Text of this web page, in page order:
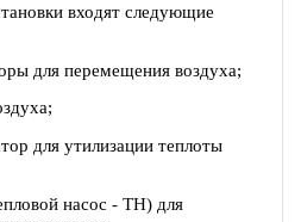
входят следующие
для перемещения воздуха;
для утилизации теплоты
насос - ТН) для